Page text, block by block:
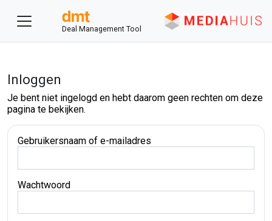
Deal Management Tool
Inloggen
Je bent niet ingelogd en hebt daarom geen rechten om deze
pagina te bekijken.
Gebruikersnaam of e-mailadres
Wachtwoord